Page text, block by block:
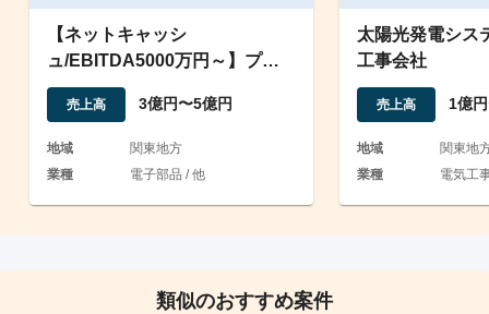
【ネットキャッシ
ュ/EBITDA5000万円～】プリ
ント基板の実装・組立受託
売上高 3億円〜5億円
地域
関東地方
業種
電子部品 / 他
太陽光発電シス
工事会社
売上高 1億
地域
関東地
業種
電気工
類似のおすすめ案件